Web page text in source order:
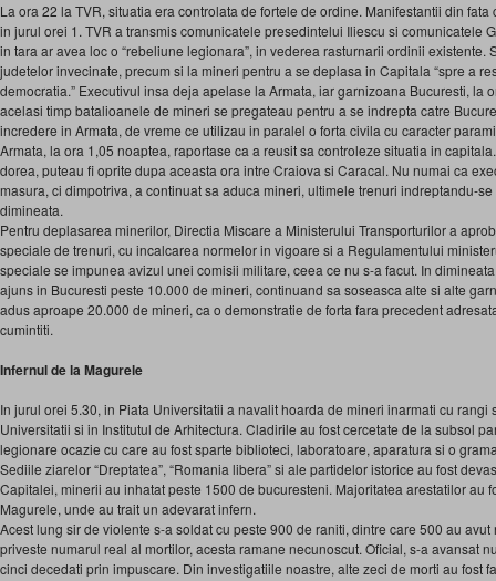
La ora 22 la TVR, situatia era controlata de fortele de ordine. Manifestantii din
in jurul orei 1. TVR a transmis comunicatele presedintelui Iliescu si comunicatele
in tara ar avea loc o “rebeliune legionara”, in vederea rasturnarii ordinii existente.
judetelor invecinate, precum si la mineri pentru a se deplasa in Capitala “spre a
democratia.” Executivul insa deja apelase la Armata, iar garnizoana Bucuresti, la
acelasi timp batalioanele de mineri se pregateau pentru a se indrepta catre
incredere in Armata, de vreme ce utilizau in paralel o forta civila cu caracter
Armata, la ora 1,05 noaptea, raportase ca a reusit sa controleze situatia in
dorea, puteau fi oprite dupa aceasta ora intre Craiova si Caracal. Nu numai ca
masura, ci dimpotriva, a continuat sa aduca mineri, ultimele trenuri indreptandu-
dimineata.
Pentru deplasarea minerilor, Directia Miscare a Ministerului Transporturilor a
speciale de trenuri, cu incalcarea normelor in vigoare si a Regulamentului
speciale se impunea avizul unei comisii militare, ceea ce nu s-a facut. In
ajuns in Bucuresti peste 10.000 de mineri, continuand sa soseasca alte si alte
adus aproape 20.000 de mineri, ca o demonstratie de forta fara precedent
cumintiti.
Infernul de la Magurele
In jurul orei 5.30, in Piata Universitatii a navalit hoarda de mineri inarmati cu rangi
Universitatii si in Institutul de Arhitectura. Cladirile au fost cercetate de la subsol
legionare ocazie cu care au fost sparte biblioteci, laboratoare, aparatura si o
Sediile ziarelor “Dreptatea”, “Romania libera” si ale partidelor istorice au fost
Capitalei, minerii au inhatat peste 1500 de bucuresteni. Majoritatea arestatilor au
Magurele, unde au trait un adevarat infern.
Acest lung sir de violente s-a soldat cu peste 900 de raniti, dintre care 500 au
priveste numarul real al mortilor, acesta ramane necunoscut. Oficial, s-a avansat
cinci decedati prin impuscare. Din investigatiile noastre, alte zeci de morti au fost